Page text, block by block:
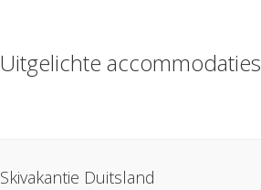
Uitgelichte accommodaties
Skivakantie Duitsland